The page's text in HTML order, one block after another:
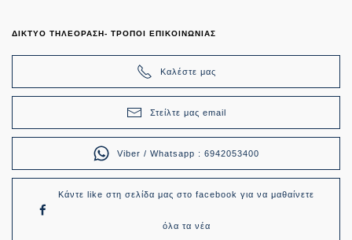
ΔΙΚΤΥΟ ΤΗΛΕΟΡΑΣΗ- ΤΡΟΠΟΙ ΕΠΙΚΟΙΝΩΝΙΑΣ
Καλέστε μας
Στείλτε μας email
Viber / Whatsapp : 6942053400
Κάντε like στη σελίδα μας στο facebook για να μαθαίνετε
όλα τα νέα